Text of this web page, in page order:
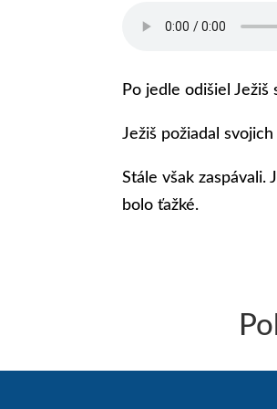
Po jedle odišiel
Ježiš požiadal
Stále však zaspávali.
bolo ťažké.